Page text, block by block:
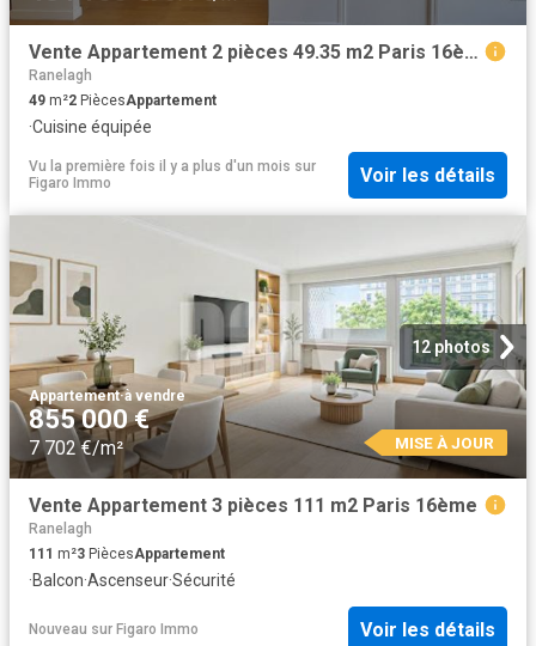
Vente Appartement 2 pièces 49.35 m2 Paris 16ème
Ranelagh
49 m²2 PiècesAppartement
·Cuisine équipée
Vu la première fois il y a plus d'un mois sur
Figaro Immo
Voir les détails
12 photos
Appartement·à vendre
855 000 €
7 702 €/m² MISE À JOUR
Vente Appartement 3 pièces 111 m2 Paris 16ème
Ranelagh
111 m²3 PiècesAppartement
·Balcon·Ascenseur·Sécurité
Nouveau sur Figaro Immo Voir les détails